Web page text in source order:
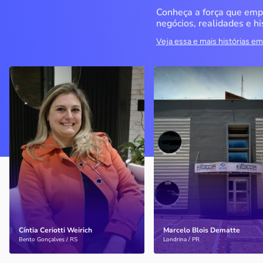
Conheça a força que
negócios, realidades e
Veja essa e mais histórias
Cíntia Ceriotti Weirich
Bento Gonçalves / RS
Delucci
Bento Gonçalves / RS
Sem saber muito sobre
empreendedorismo, o casal
contou com o Sebrae para
aprender tudo sobre o
assunto, colocar o negócio
nos eixos e ainda abrir uma
nova empresa
Saiba mais
Marcelo Blois Dematte
Londrina / PR
Infoecia Software
Ltda
Londrina / PR
Com mais de 20 anos de
mercado, o empresário
contou com o Sebrae
crescimento do negócio
Saiba mais